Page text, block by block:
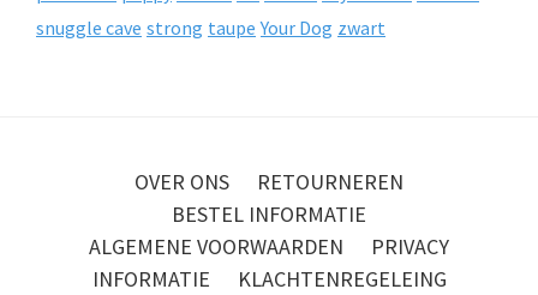
snuggle cave strong taupe Your Dog zwart
OVER ONS
RETOURNEREN
BESTEL INFORMATIE
ALGEMENE VOORWAARDEN
PRIVACY
INFORMATIE
KLACHTENREGELEING